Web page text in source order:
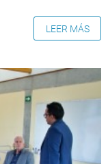
LEER MÁS